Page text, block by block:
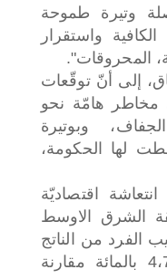
وتيرة طموحة
واستقرار
المحروقات".
إلى أنّ توقّعات
تخضع إلى مخاطر هامّة نحو
وبوتيرة
لها الحكومة،
اقتصاديّة
الشرق الاوسط
الفرد من الناتج
المحلي الاجمالي أقل من 4،7 بالمائة مقارنة